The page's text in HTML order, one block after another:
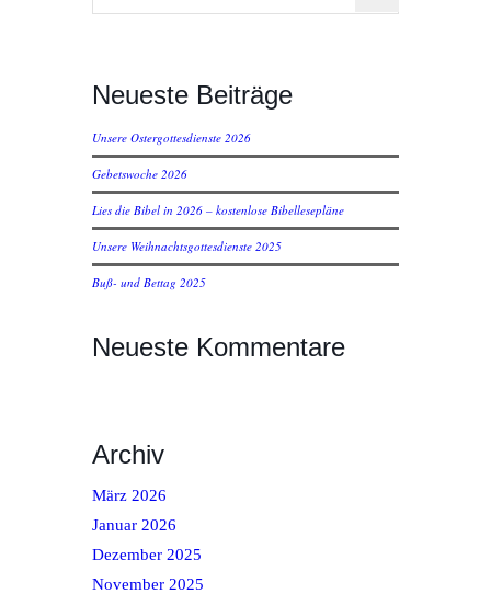
Neueste Beiträge
Unsere Ostergottesdienste 2026
Gebetswoche 2026
Lies die Bibel in 2026 – kostenlose Bibellesepläne
Unsere Weihnachtsgottesdienste 2025
Buß- und Bettag 2025
Neueste Kommentare
Archiv
März 2026
Januar 2026
Dezember 2025
November 2025